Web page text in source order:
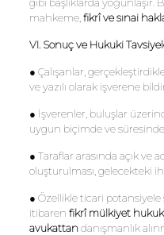
mahkeme, fikrî ve sınai
VI. Sonuç ve Hukuki
● Çalışanlar,
ve yazılı olarak işverene
● İşverenler, buluşlar
uygun biçimde ve
● Taraflar arasında açık ve
oluşturulması, gelecekteki
● Özellikle ticari
itibaren fikrî mülkiyet
avukattandanışmanlık